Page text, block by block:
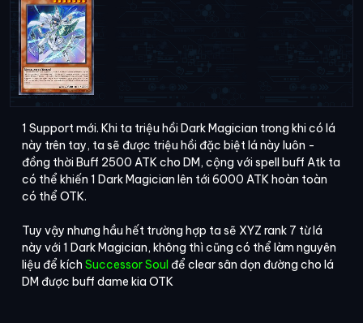
1 Support mới. Khi ta triệu hồi Dark Magician trong khi có lá
này trên tay, ta sẽ được triệu hồi đặc biệt lá này luôn -
đồng thời Buff 2500 ATK cho DM, cộng với spell buff Atk ta
có thể khiến 1 Dark Magician lên tới 6000 ATK hoàn toàn
có thể OTK.
Tuy vậy nhưng hầu hết trường hợp ta sẽ XYZ rank 7 từ lá
này với 1 Dark Magician, không thì cũng có thể làm nguyên
liệu để kích Successor Soul để clear sân dọn đường cho lá
DM được buff dame kia OTK